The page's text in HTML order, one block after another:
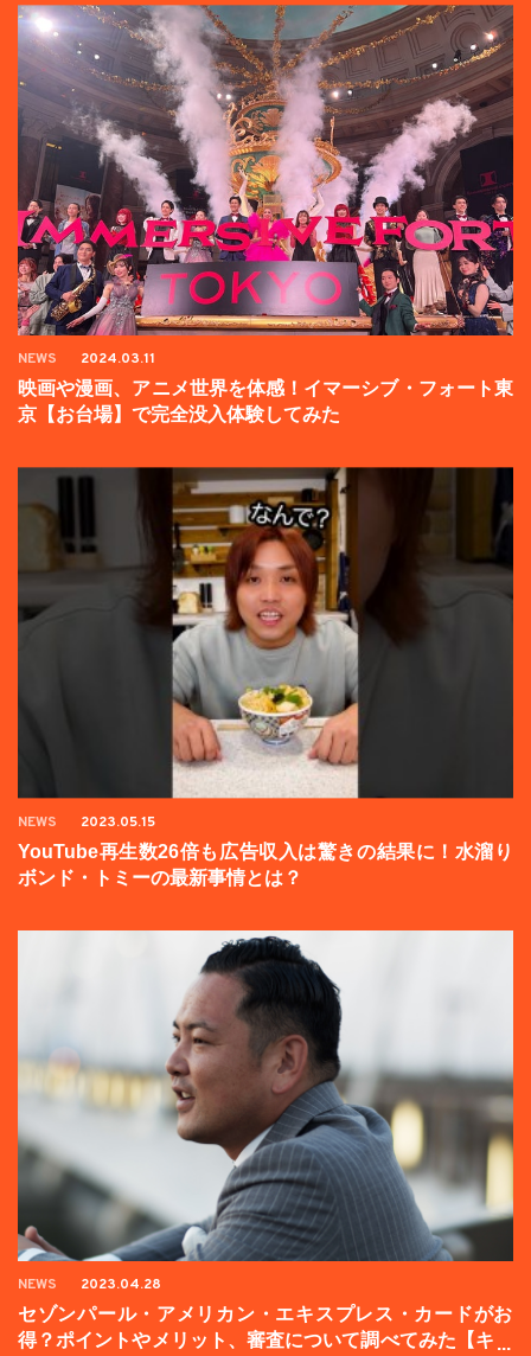
NEWS 2024.03.11
映画や漫画、アニメ世界を体感！イマーシブ・フォート東
京【お台場】で完全没入体験してみた
NEWS 2023.05.15
YouTube再生数26倍も広告収入は驚きの結果に！水溜り
ボンド・トミーの最新事情とは？
NEWS 2023.04.28
セゾンパール・アメリカン・エキスプレス・カードがお
得？ポイントやメリット、審査について調べてみた【キャ